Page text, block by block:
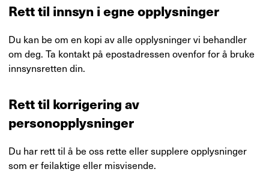
Rett til innsyn i egne opplysninger
Du kan be om en kopi av alle opplysninger vi behandler
om deg. Ta kontakt på epostadressen ovenfor for å bruke
innsynsretten din.
Rett til korrigering av
personopplysninger
Du har rett til å be oss rette eller supplere opplysninger
som er feilaktige eller misvisende.